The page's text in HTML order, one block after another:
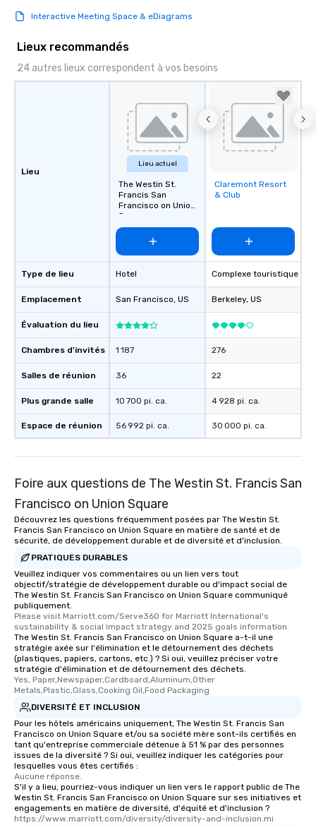
Interactive Meeting Space & eDiagrams
Lieux recommandés
24 autres lieux correspondent à vos besoins
Lieu
Type de lieu
Emplacement
Évaluation du lieu
Chambres d'invités
Salles de réunion
Plus grande salle
Espace de réunion
Lieu actuel
The Westin St.
Francis San
Francisco on Union
Square
Hotel
San Francisco, US
1 187
36
10 700 pi. ca.
56 992 pi. ca.
Removed from
favorites
Claremont Resort
& Club
Complexe touristique
Berkeley, US
276
22
4 928 pi. ca.
30 000 pi. ca.
Foire aux questions de The Westin St. Francis San
Francisco on Union Square
Découvrez les questions fréquemment posées par The Westin St.
Francis San Francisco on Union Square en matière de santé et de
sécurité, de développement durable et de diversité et d'inclusion.
PRATIQUES DURABLES
Veuillez indiquer vos commentaires ou un lien vers tout
objectif/stratégie de développement durable ou d'impact social de
The Westin St. Francis San Francisco on Union Square communiqué
publiquement.
Please visit Marriott.com/Serve360 for Marriott International's
sustainability & social impact strategy and 2025 goals information.
The Westin St. Francis San Francisco on Union Square a-t-il une
stratégie axée sur l'élimination et le détournement des déchets
(plastiques, papiers, cartons, etc.) ? Si oui, veuillez préciser votre
stratégie d'élimination et de détournement des déchets.
Yes, Paper,Newspaper,Cardboard,Aluminum,Other
Metals,Plastic,Glass,Cooking Oil,Food Packaging
DIVERSITÉ ET INCLUSION
Pour les hôtels américains uniquement, The Westin St. Francis San
Francisco on Union Square et/ou sa société mère sont-ils certifiés en
tant qu'entreprise commerciale détenue à 51 % par des personnes
issues de la diversité ? Si oui, veuillez indiquer les catégories pour
lesquelles vous êtes certifiés :
Aucune réponse.
S'il y a lieu, pourriez-vous indiquer un lien vers le rapport public de The
Westin St. Francis San Francisco on Union Square sur ses initiatives et
engagements en matière de diversité, d'équité et d'inclusion ?
https://www.marriott.com/diversity/diversity-and-inclusion.mi